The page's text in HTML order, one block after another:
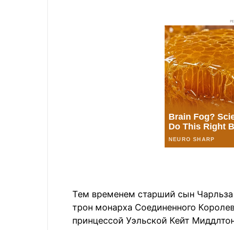
Тем временем старший сын Чарльза
трон монарха Соединенного
принцессой Уэльской Кейт